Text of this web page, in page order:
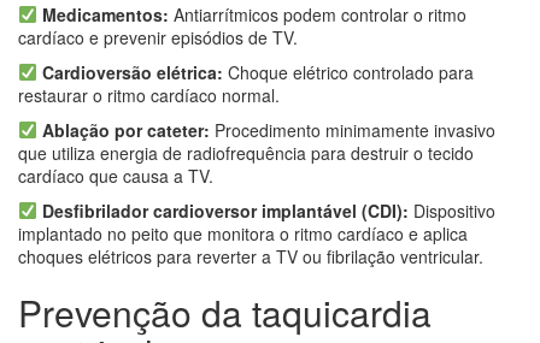
Medicamentos: Antiarrítmicos podem controlar o ritmo
cardíaco e prevenir episódios de TV.
Cardioversão elétrica: Choque elétrico controlado para
restaurar o ritmo cardíaco normal.
Ablação por cateter: Procedimento minimamente invasivo
que utiliza energia de radiofrequência para destruir o tecido
cardíaco que causa a TV.
Desfibrilador cardioversor implantável (CDI): Dispositivo
implantado no peito que monitora o ritmo cardíaco e aplica
choques elétricos para reverter a TV ou fibrilação ventricular.
Prevenção da taquicardia